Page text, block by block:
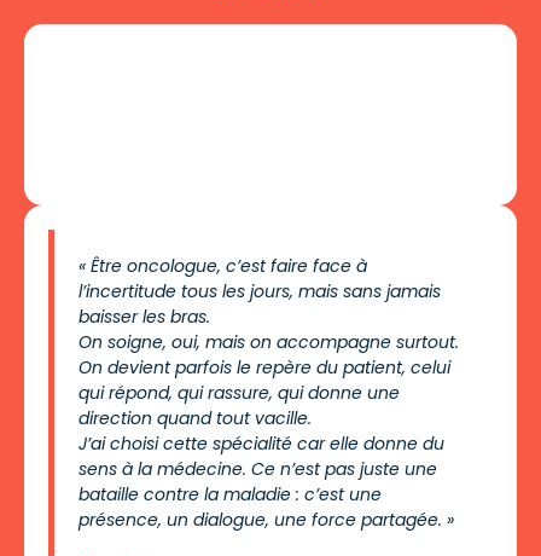
« Être oncologue, c’est faire face à
l’incertitude tous les jours, mais sans jamais
baisser les bras.
On soigne, oui, mais on accompagne surtout.
On devient parfois le repère du patient, celui
qui répond, qui rassure, qui donne une
direction quand tout vacille.
J’ai choisi cette spécialité car elle donne du
sens à la médecine. Ce n’est pas juste une
bataille contre la maladie : c’est une
présence, un dialogue, une force partagée. »